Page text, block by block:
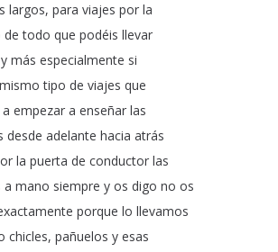
largos, para viajes por la
de todo que podéis llevar
y más especialmente si
mismo tipo de viajes que
a empezar a enseñar las
desde adelante hacia atrás
la puerta de conductor las
a mano siempre y os digo no os
porque lo llevamos
chicles, pañuelos y esas